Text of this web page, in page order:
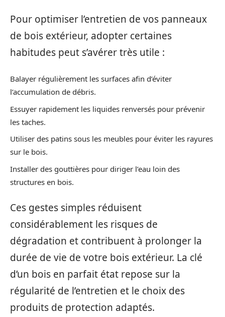
Pour optimiser l’entretien de vos panneaux
de bois extérieur, adopter certaines
habitudes peut s’avérer très utile :
Balayer régulièrement les surfaces afin d’éviter
l’accumulation de débris.
Essuyer rapidement les liquides renversés pour prévenir
les taches.
Utiliser des patins sous les meubles pour éviter les rayures
sur le bois.
Installer des gouttières pour diriger l’eau loin des
structures en bois.
Ces gestes simples réduisent
considérablement les risques de
dégradation et contribuent à prolonger la
durée de vie de votre bois extérieur. La clé
d’un bois en parfait état repose sur la
régularité de l’entretien et le choix des
produits de protection adaptés.